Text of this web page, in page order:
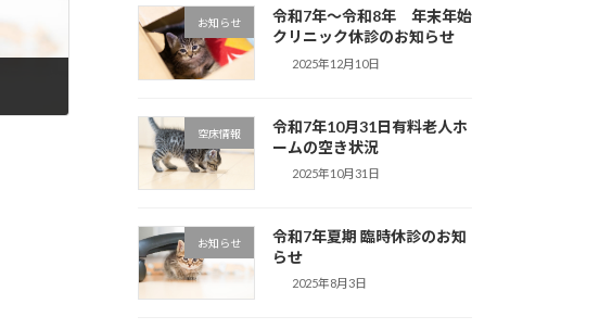
お知らせ
令和7年〜令和8年 年末年始
クリニック休診のお知らせ
2025年12月10日
空床情報
令和7年10月31日有料老人ホ
ームの空き状況
2025年10月31日
お知らせ
令和7年夏期 臨時休診のお知
らせ
2025年8月3日